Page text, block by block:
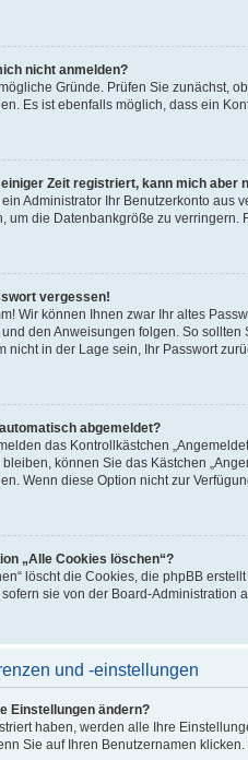
nicht anmelden?
Gründe. Prüfen Sie zunächst,
Es ist ebenfalls möglich, dass ein
Zeit registriert, kann mich aber
Administrator Ihr Benutzerkonto aus
um die Datenbankgröße zu
vergessen!
Wir können Ihnen zwar Ihr altes
den Anweisungen folgen. So
nicht in der Lage sein, Ihr Passwort
abgemeldet?
das Kontrollkästchen
können Sie das Kästchen
Wenn diese Option nicht zur
„Alle Cookies löschen“?
löscht die Cookies, die phpBB
sofern sie von der Board-
und -einstellungen
Einstellungen ändern?
haben, werden alle Ihre
Sie auf Ihren Benutzernamen